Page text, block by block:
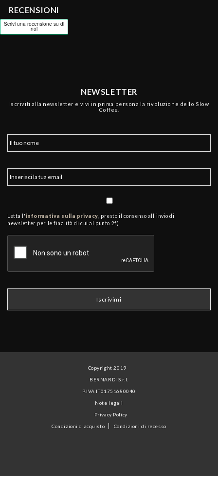
RECENSIONI
NEWSLETTER
Iscriviti alla newsletter e vivi in prima persona la rivoluzione dello Slow
Coffee.
Letta l'informativa sulla privacy , presto il consenso all'invio di
newsletter per le finalità di cui al punto 2f)
Copyright 2019
BERNARDI S.r.l.
P.IVA IT01751680040
Note legali
Privacy Policy
Condizioni d'acquisto
Condizioni di recesso